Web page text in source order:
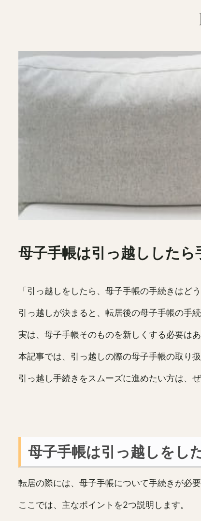
母子手帳は引っ越しした
「引っ越しをしたら、母子手帳の手続きはど
引っ越しが決まると、転居後の母子手帳の手
実は、母子手帳そのものを新しくする必要は
本記事では、引っ越しの際の母子手帳の取り
引っ越し手続きをスムーズに進めたい方は、
母子手帳は引っ越しをし
転居の際には、母子手帳について手続きが必
ここでは、主なポイントを2つ説明します。